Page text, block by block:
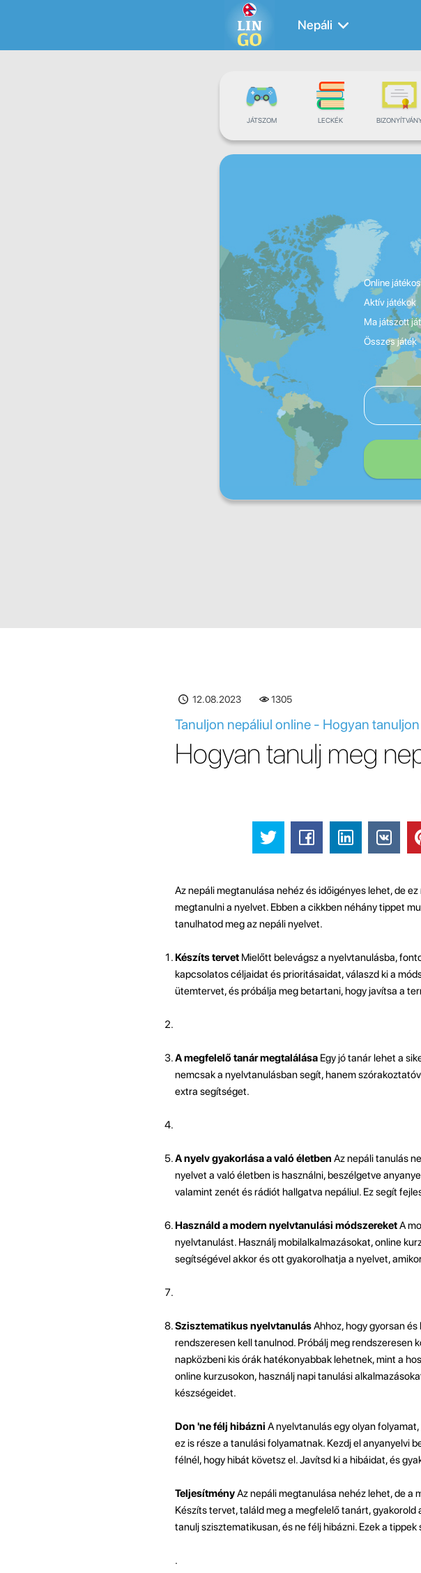
Nepáli
JÁTSZOM LECKÉK
Online
Aktív játékok
Ma játszott
Összes játék
12.08.2023 1305
Tanuljon nepáliul online - Hogyan
Hogyan tanulj meg
Az nepáli megtanulása nehéz és időigényes lehet, de
megtanulni a nyelvet. Ebben a cikkben néhány tippet
tanulhatod meg az nepáli nyelvet.
Készíts tervetMielőtt belevágsz a nyelvtanulásba,
kapcsolatos céljaidat és prioritásaidat, válaszd ki a
ütemtervet, és próbálja meg betartani, hogy javítsa a
A megfelelő tanár megtalálásaEgy jó tanár lehet a
nemcsak a nyelvtanulásban segít, hanem
extra segítséget.
A nyelv gyakorlása a való életben Az nepáli tanulás
nyelvet a való életben is használni, beszélgetve
valamint zenét és rádiót hallgatva nepáliul. Ez segít
Használd a modern nyelvtanulási módszereketA
nyelvtanulást. Használj mobilalkalmazásokat, online
segítségével akkor és ott gyakorolhatja a nyelvet,
Szisztematikus nyelvtanulásAhhoz, hogy gyorsan
rendszeresen kell tanulnod. Próbálj meg rendszeresen
napközbeni kis órák hatékonyabbak lehetnek, mint a
online kurzusokon, használj napi tanulási
készségeidet.
Don 'ne félj hibázni A nyelvtanulás egy olyan
ez is része a tanulási folyamatnak. Kezdj el anyanyelvi
félnél, hogy hibát követsz el. Javítsd ki a hibáidat, és
TeljesítményAz nepáli megtanulása nehéz lehet, de a
Készíts tervet, találd meg a megfelelő tanárt,
tanulj szisztematikusan, és ne félj hibázni. Ezek a
.